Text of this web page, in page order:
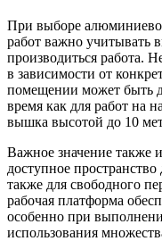
При выборе
работ важно учитывать
производиться работа.
в зависимости от
помещении может быть
время как для работ на
вышка высотой до 10
Важное значение также
доступное
также для свободного
рабочая платформа
особенно при
использования